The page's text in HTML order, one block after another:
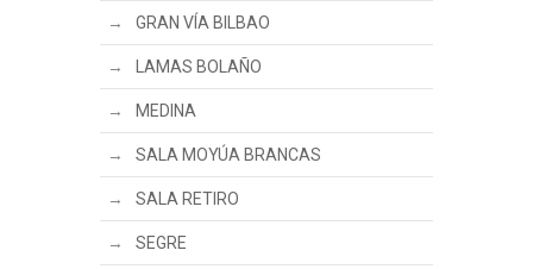
GRAN VÍA BILBAO
LAMAS BOLAÑO
MEDINA
SALA MOYÚA BRANCAS
SALA RETIRO
SEGRE